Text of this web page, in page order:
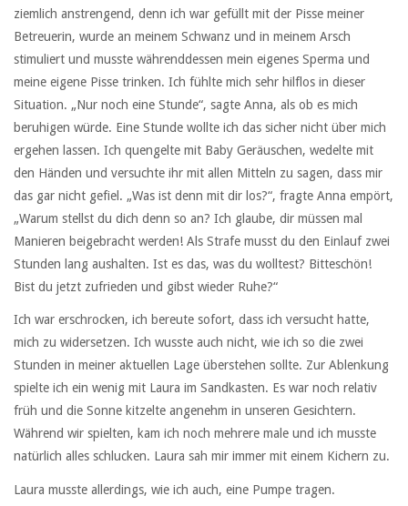
ziemlich anstrengend, denn ich war gefüllt mit der Pisse meiner
Betreuerin, wurde an meinem Schwanz und in meinem Arsch
stimuliert und musste währenddessen mein eigenes Sperma und
meine eigene Pisse trinken. Ich fühlte mich sehr hilflos in dieser
Situation. „Nur noch eine Stunde“, sagte Anna, als ob es mich
beruhigen würde. Eine Stunde wollte ich das sicher nicht über mich
ergehen lassen. Ich quengelte mit Baby Geräuschen, wedelte mit
den Händen und versuchte ihr mit allen Mitteln zu sagen, dass mir
das gar nicht gefiel. „Was ist denn mit dir los?“, fragte Anna empört,
„Warum stellst du dich denn so an? Ich glaube, dir müssen mal
Manieren beigebracht werden! Als Strafe musst du den Einlauf zwei
Stunden lang aushalten. Ist es das, was du wolltest? Bitteschön!
Bist du jetzt zufrieden und gibst wieder Ruhe?“
Ich war erschrocken, ich bereute sofort, dass ich versucht hatte,
mich zu widersetzen. Ich wusste auch nicht, wie ich so die zwei
Stunden in meiner aktuellen Lage überstehen sollte. Zur Ablenkung
spielte ich ein wenig mit Laura im Sandkasten. Es war noch relativ
früh und die Sonne kitzelte angenehm in unseren Gesichtern.
Während wir spielten, kam ich noch mehrere male und ich musste
natürlich alles schlucken. Laura sah mir immer mit einem Kichern zu.
Laura musste allerdings, wie ich auch, eine Pumpe tragen.